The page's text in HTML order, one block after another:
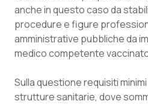
anche in questo caso da
procedure e figure
amministrative pubbliche da
medico competente
Sulla questione requisiti
strutture sanitarie, dove